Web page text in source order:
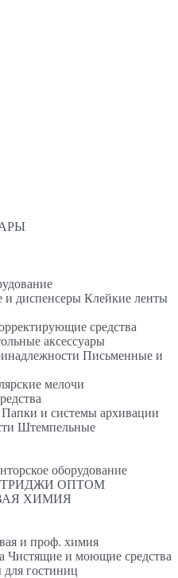
Клейкие ленты
средства
аксессуары
Письменные и
мелочи
Папки и системы архивации
Штемпельные
оборудование
ОПТОМ
ХИМИЯ
и проф. химия
Чистящие и моющие средства
для гостиниц